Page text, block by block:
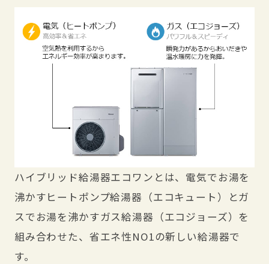
ハイブリッド給湯器エコワンとは、電気でお湯を
沸かすヒートポンプ給湯器（エコキュート）とガ
スでお湯を沸かすガス給湯器（エコジョーズ）を
組み合わせた、省エネ性NO1の新しい給湯器で
す。